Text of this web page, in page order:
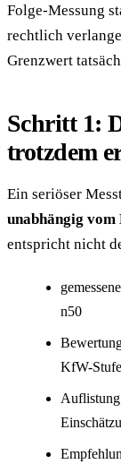
Folge-Messung
rechtlich
Grenzwert
Schritt 1:
trotzdem
Ein seriöser
unabhängig vom
entspricht nicht
n50
KfW-